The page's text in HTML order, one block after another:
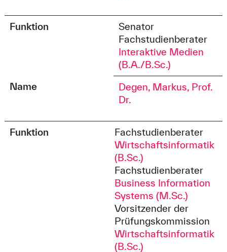
Funktion
Senator
Fachstudienberater
Interaktive Medien
(B.A./B.Sc.)
Name
Degen, Markus, Prof.
Dr.
Funktion
Fachstudienberater
Wirtschaftsinformatik
(B.Sc.)
Fachstudienberater
Business Information
Systems (M.Sc.)
Vorsitzender der
Prüfungskommission
Wirtschaftsinformatik
(B.Sc.)